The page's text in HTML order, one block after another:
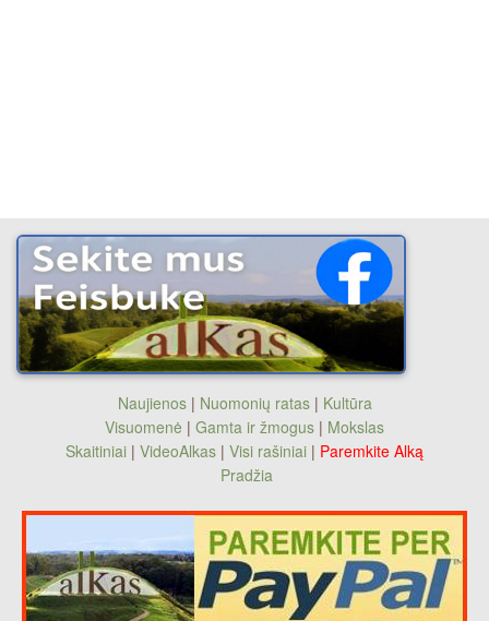
Naujienos| Nuomonių ratas| Kultūra
Visuomenė | Gamta ir žmogus | Mokslas
Skaitiniai | VideoAlkas | Visi rašiniai | Paremkite Alką
Pradžia